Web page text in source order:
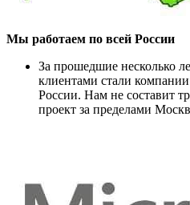
Мы работаем по всей России
За прошедшие несколько
клиентами стали
России. Нам не составит
проект за пределами